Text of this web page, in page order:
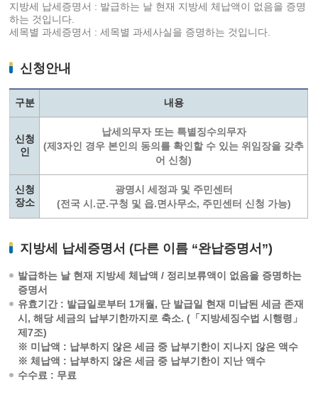
지방세 납세증명서 : 발급하는 날 현재 지방세 체납액이 없음을 증명
하는 것입니다.
세목별 과세증명서 : 세목별 과세사실을 증명하는 것입니다.
신청안내
구분 내용
신청
인
납세의무자 또는 특별징수의무자
(제3자인 경우 본인의 동의를 확인할 수 있는 위임장을 갖추
어 신청)
신청
장소
광명시 세정과 및 주민센터
(전국 시.군.구청 및 읍.면사무소, 주민센터 신청 가능)
지방세 납세증명서 (다른 이름 “완납증명서”)
발급하는 날 현재 지방세 체납액 / 정리보류액이 없음을 증명하는
증명서
유효기간 : 발급일로부터 1개월, 단 발급일 현재 미납된 세금 존재
시, 해당 세금의 납부기한까지로 축소. (「지방세징수법 시행령」
제7조)
※ 미납액 : 납부하지 않은 세금 중 납부기한이 지나지 않은 액수
※ 체납액 : 납부하지 않은 세금 중 납부기한이 지난 액수
수수료 : 무료